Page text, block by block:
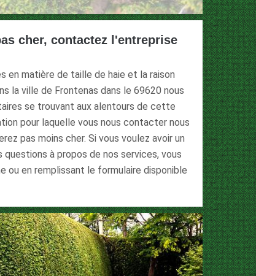
cher, contactez l'entreprise
en matière de taille de haie et la raison
la ville de Frontenas dans le 69620 nous
se trouvant aux alentours de cette
pour laquelle vous nous contacter nous
pas moins cher. Si vous voulez avoir un
à propos de nos services, vous
ou en remplissant le formulaire disponible